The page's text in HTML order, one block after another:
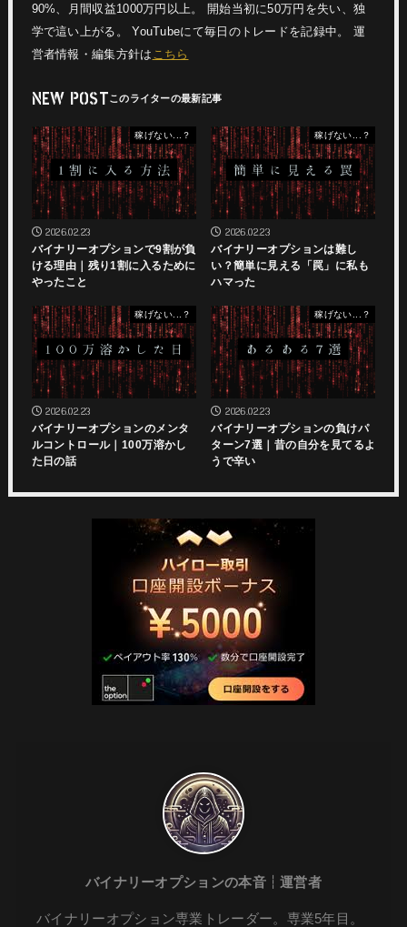
90%、月間収益1000万円以上。 開始当初に50万円を失い、独
学で這い上がる。 YouTubeにて毎日のトレードを記録中。 運
営者情報・編集方針は こちら
NEW POST
稼げない...？
2026.02.23
バイナリーオプションで9割が負
ける理由｜残り1割に入るために
やったこと
稼げない...？
2026.02.23
バイナリーオプションは難し
い？簡単に見える「罠」に私も
ハマった
稼げない...？
2026.02.23
バイナリーオプションのメンタ
ルコントロール｜100万溶かし
た日の話
稼げない...？
2026.02.23
バイナリーオプションの負けパ
ターン7選｜昔の自分を見てるよ
うで辛い
バイナリーオプションの本音┆運営者
バイナリーオプション専業トレーダー。専業5年目。